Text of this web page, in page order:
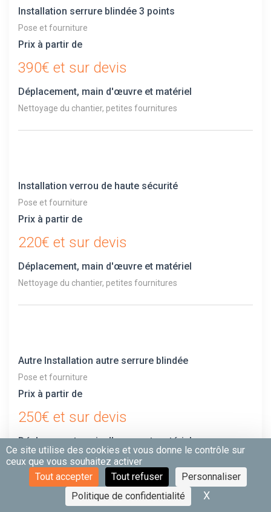
Ce site utilise des cookies et vous donne le contrôle sur
ceux que vous souhaitez activer
Tout accepter
Tout refuser
Personnaliser
Politique de confidentialité
X
Installation serrure blindée 3 points
Pose et fourniture
Prix à partir de
390€ et sur devis
Déplacement, main d'œuvre et matériel
Nettoyage du chantier, petites fournitures
Installation verrou de haute sécurité
Pose et fourniture
Prix à partir de
220€ et sur devis
Déplacement, main d'œuvre et matériel
Nettoyage du chantier, petites fournitures
Autre Installation autre serrure blindée
Pose et fourniture
Prix à partir de
250€ et sur devis
Déplacement, main d'œuvre et matériel
Nettoyage du chantier, petites fournitures